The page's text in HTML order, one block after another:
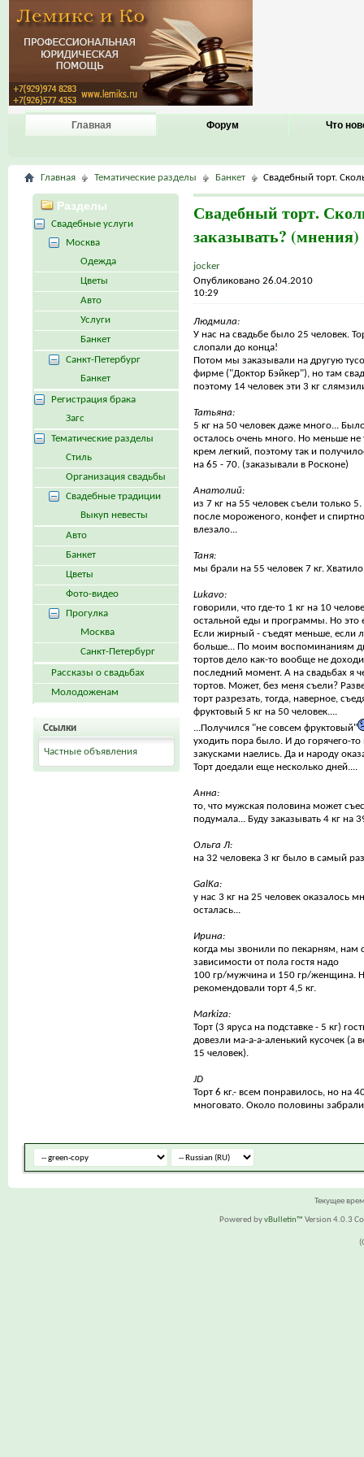
Главная Форум Что
Главная Тематические разделы Банкет Свадебный торт.
Свадебный торт.
заказывать? (мнения)
jocker
Опубликовано 26.04.2010
10:29
Людмила:
У нас на свадьбе было 25 человек.
слопали до конца!
Потом мы заказывали на другую
фирме ("Доктор Бэйкер"), но там
поэтому 14 человек эти 3 кг
Татьяна:
5 кг на 50 человек даже много...
осталось очень много. Но меньше не
крем легкий, поэтому так и
на 65 - 70. (заказывали в Росконе)
Анатолий:
из 7 кг на 55 человек съели только
после мороженого, конфет и
влезало...
Таня:
мы брали на 55 человек 7 кг.
Lukavo:
говорили, что где-то 1 кг на 10
остальной еды и программы. Но это
Если жирный - съедят меньше, если
больше... По моим воспоминаниям
тортов дело как-то вообще не
последний момент. А на свадьбах я
тортов. Может, без меня съели?
торт разрезать, тогда, наверное,
фруктовый 5 кг на 50 человек....
...Получился "не совсем фруктовый"
уходить пора было. И до горячего-
закусками наелись. Да и народу
Торт доедали еще несколько дней....
Анна:
то, что мужская половина может
подумала... Буду заказывать 4 кг на
Ольга Л:
на 32 человека 3 кг было в самый
GalKa:
у нас 3 кг на 25 человек оказалось
осталась...
Ирина:
когда мы звонили по пекарням, нам
зависимости от пола гостя надо
100 гр/мужчина и 150 гр/женщина.
рекомендовали торт 4,5 кг.
Markiza:
Торт (3 яруса на подставке - 5 кг)
довезли ма-а-а-аленький кусочек (а
15 человек).
JD
Торт 6 кг.- всем понравилось, но на
многовато. Около половины
Разделы
Свадебные услуги
Москва
Одежда
Цветы
Авто
Услуги
Банкет
Санкт-Петербург
Банкет
Регистрация брака
Загс
Тематические разделы
Стиль
Организация свадьбы
Свадебные традиции
Выкуп невесты
Авто
Банкет
Цветы
Фото-видео
Прогулка
Москва
Санкт-Петербург
Рассказы о свадьбах
Молодоженам
Ссылки
Частные объявления
Текущее
Powered byvBulletin™ Version 4.0.3